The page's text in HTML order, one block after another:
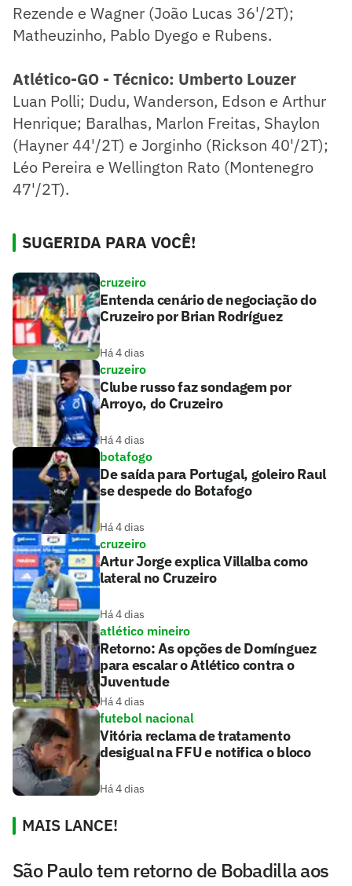
Rezende e Wagner (João Lucas 36'/2T);
Matheuzinho, Pablo Dyego e Rubens.
Atlético-GO - Técnico: Umberto Louzer
Luan Polli; Dudu, Wanderson, Edson e Arthur
Henrique; Baralhas, Marlon Freitas, Shaylon
(Hayner 44'/2T) e Jorginho (Rickson 40'/2T);
Léo Pereira e Wellington Rato (Montenegro
47'/2T).
SUGERIDA PARA VOCÊ!
cruzeiro
Entenda cenário de negociação do
Cruzeiro por Brian Rodríguez
Há 4 dias
cruzeiro
Clube russo faz sondagem por
Arroyo, do Cruzeiro
Há 4 dias
botafogo
De saída para Portugal, goleiro Raul
se despede do Botafogo
Há 4 dias
cruzeiro
Artur Jorge explica Villalba como
lateral no Cruzeiro
Há 4 dias
atlético mineiro
Retorno: As opções de Domínguez
para escalar o Atlético contra o
Juventude
Há 4 dias
futebol nacional
Vitória reclama de tratamento
desigual na FFU e notifica o bloco
Há 4 dias
MAIS LANCE!
São Paulo tem retorno de Bobadilla aos